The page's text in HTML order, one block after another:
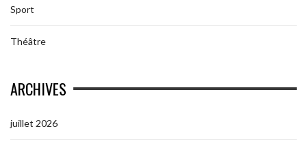
Sport
Théâtre
ARCHIVES
juillet 2026